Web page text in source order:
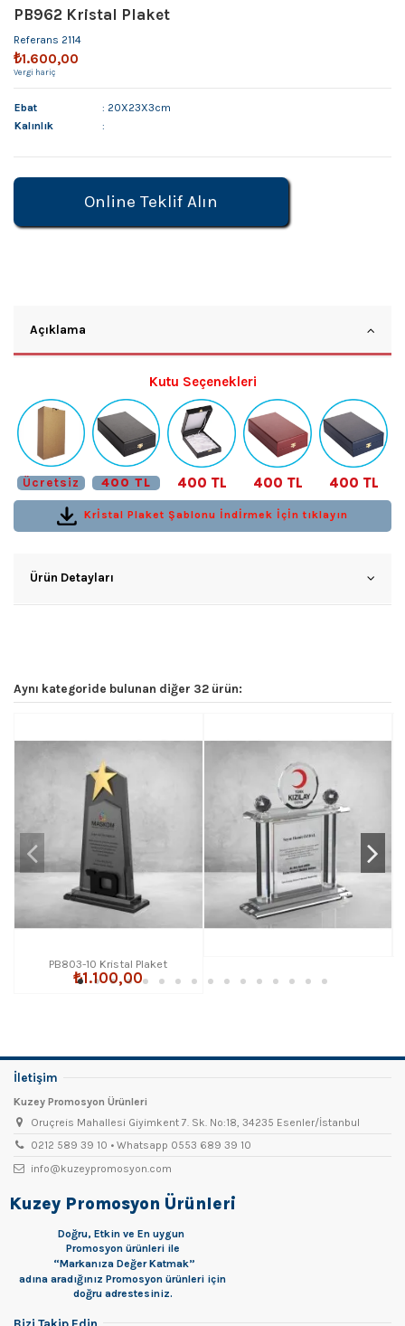
PB962 Kristal Plaket
Referans 2114
₺1.600,00
Vergi hariç
Ebat
: 20X23X3cm
Kalınlık
:
Online Teklif Alın
Açıklama
Kutu Seçenekleri
Ücretsiz 400 TL 400 TL 400 TL 400 TL
Krİstal Plaket Şablonu İndİrmek İçİn tıklayın
Ürün Detayları
Aynı kategoride bulunan diğer 32 ürün:
PB803-10 Kristal Plaket
₺1.100,00
İletişim
Kuzey Promosyon Ürünleri
Oruçreis Mahallesi Giyimkent 7. Sk. No:18, 34235 Esenler/İstanbul
0212 589 39 10 • Whatsapp 0553 689 39 10
info@kuzeypromosyon.com
Kuzey Promosyon Ürünleri
Doğru, Etkin ve En uygun
Promosyon ürünleri ile
“Markanıza Değer Katmak”
adına aradığınız Promosyon ürünleri için
doğru adrestesiniz.
Bizi Takip Edin